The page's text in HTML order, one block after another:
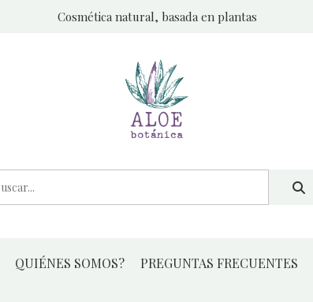
Cosmética natural, basada en plantas
QUIÉNES SOMOS? PREGUNTAS FRECUENTES